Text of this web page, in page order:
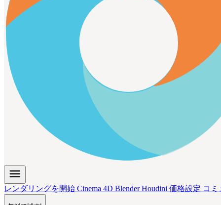
menu
レンダリングを開始 Cinema 4D BlenderHoudini 価格設定 コミ